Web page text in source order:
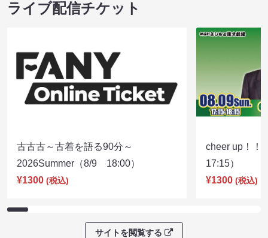
ライブ配信チケット
古古古～古着を語る90分～
2026Summer（8/9 18:00）
¥1300 (税込)
cheer up！
17:15）
¥1300 (税込)
サイトを閲覧する